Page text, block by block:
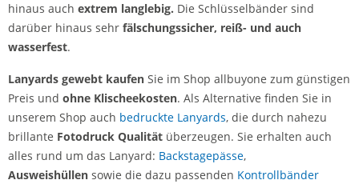
hinaus auch extrem langlebig. Die Schlüsselbänder sind
darüber hinaus sehr fälschungssicher, reiß- und auch
wasserfest.
Lanyards gewebt kaufen Sie im Shop allbuyone zum günstigen
Preis und ohne Klischeekosten. Als Alternative finden Sie in
unserem Shop auch bedruckte Lanyards, die durch nahezu
brillante Fotodruck Qualität überzeugen. Sie erhalten auch
alles rund um das Lanyard: Backstagepässe,
Ausweishüllen sowie die dazu passenden Kontrollbänder